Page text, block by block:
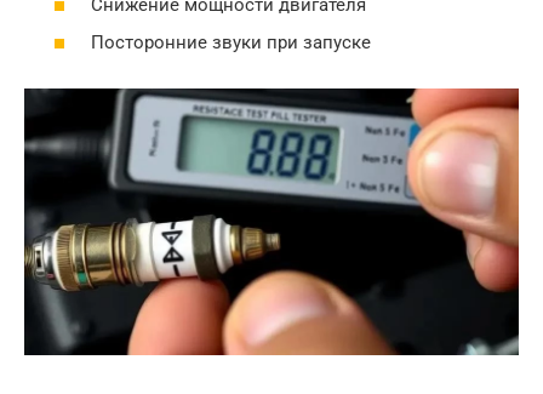
Посторонние звуки при запуске